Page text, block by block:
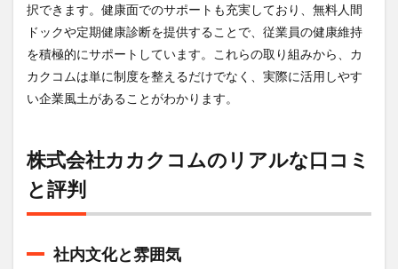
択できます。健康面でのサポートも充実しており、無料人間
ドックや定期健康診断を提供することで、従業員の健康維持
を積極的にサポートしています。これらの取り組みから、カ
カクコムは単に制度を整えるだけでなく、実際に活用しやす
い企業風土があることがわかります。
株式会社カカクコムのリアルな口コミ
と評判
社内文化と雰囲気